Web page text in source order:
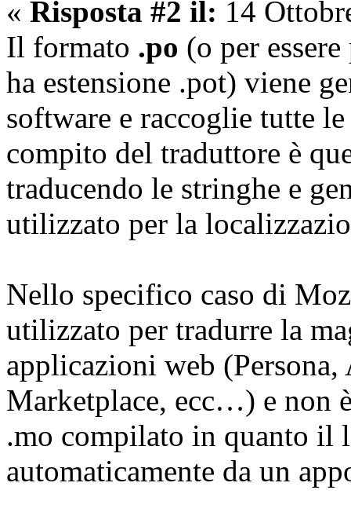
« Risposta #2 il: 14
Il formato .po (o per
ha estensione .pot) viene
software e raccoglie tutte
compito del traduttore è
traducendo le stringhe e
utilizzato per la
Nello specifico caso di
utilizzato per tradurre la
applicazioni web
Marketplace, ecc…) e non
.mo compilato in quanto il
automaticamente da un